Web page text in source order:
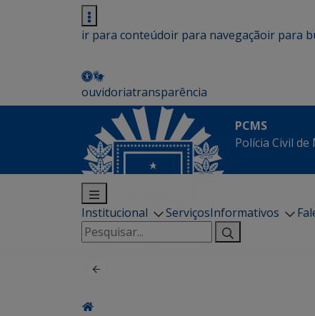
ir para conteúdoir para navegaçãoir para
ouvidoriatransparência
PCMS
Polícia Civil
Institucional ServiçosInformativos
Pesquisar
por: